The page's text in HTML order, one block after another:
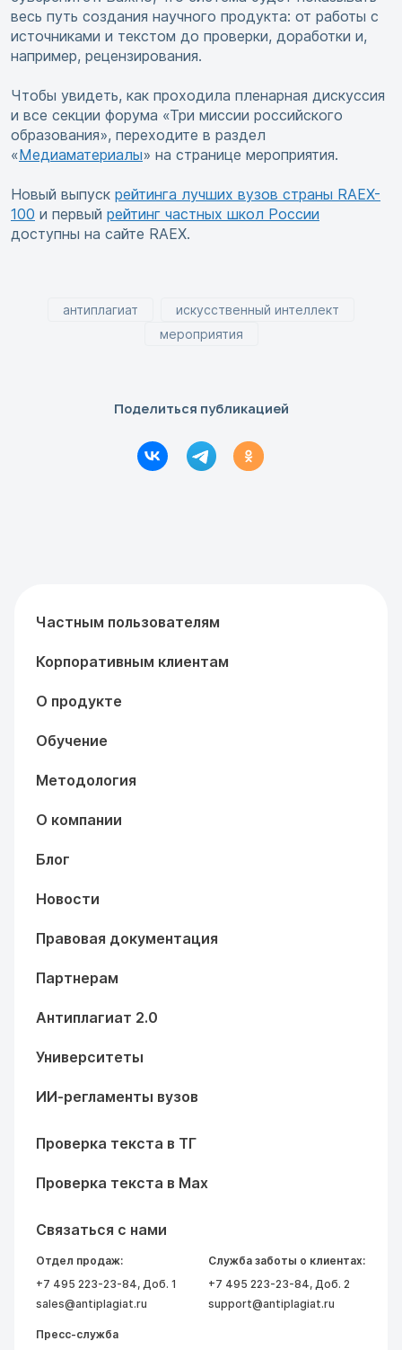
весь путь создания научного продукта: от работы с
источниками и текстом до проверки, доработки и,
например, рецензирования.
Чтобы увидеть, как проходила пленарная дискуссия
и все секции форума «Три миссии российского
образования», переходите в раздел
«Медиаматериалы» на странице мероприятия.
Новый выпуск рейтинга лучших вузов страны RAEX-
100 и первый рейтинг частных школ России
доступны на сайте RAEX.
антиплагиат
искусственный интеллект
мероприятия
Поделиться публикацией
Частным пользователям
Корпоративным клиентам
О продукте
Обучение
Методология
О компании
Блог
Новости
Правовая документация
Партнерам
Антиплагиат 2.0
Университеты
ИИ-регламенты вузов
Проверка текста в ТГ
Проверка текста в Max
Связаться с нами
Отдел продаж:
+7 495 223-23-84, Доб. 1
sales@antiplagiat.ru
Служба заботы о клиентах:
+7 495 223-23-84, Доб. 2
support@antiplagiat.ru
Пресс-служба